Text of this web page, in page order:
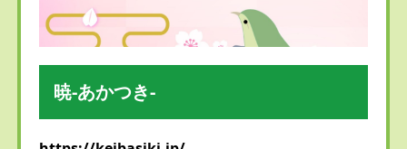
暁-あかつき-